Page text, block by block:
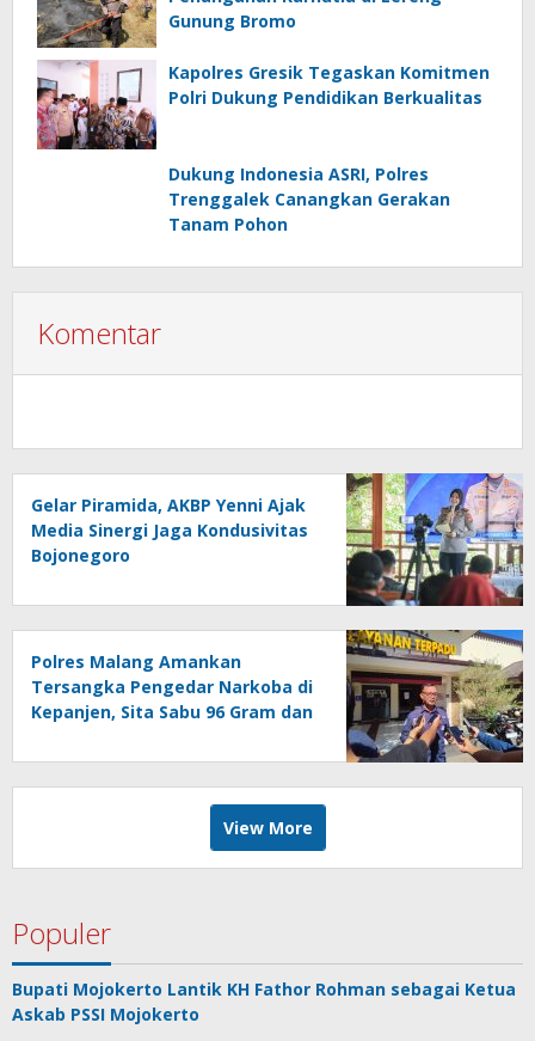
Gunung Bromo
Kapolres Gresik Tegaskan Komitmen
Polri Dukung Pendidikan Berkualitas
Dukung Indonesia ASRI, Polres
Trenggalek Canangkan Gerakan
Tanam Pohon
Komentar
Gelar Piramida, AKBP Yenni Ajak
Media Sinergi Jaga Kondusivitas
Bojonegoro
Polres Malang Amankan
Tersangka Pengedar Narkoba di
Kepanjen, Sita Sabu 96 Gram dan
View More
Populer
Bupati Mojokerto Lantik KH Fathor Rohman sebagai Ketua
Askab PSSI Mojokerto